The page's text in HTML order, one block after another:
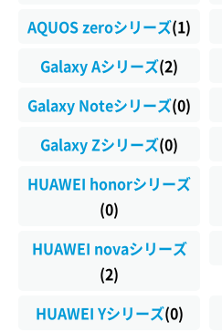
AQUOS zeroシリーズ(1)
Galaxy Aシリーズ(2)
Galaxy Noteシリーズ(0)
Galaxy Zシリーズ(0)
HUAWEI honorシリーズ
(0)
HUAWEI novaシリーズ
(2)
HUAWEI Yシリーズ(0)